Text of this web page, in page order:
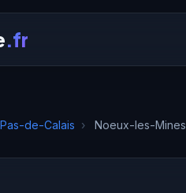
.fr
Pas-de-Calais › Noeux-les-Mines